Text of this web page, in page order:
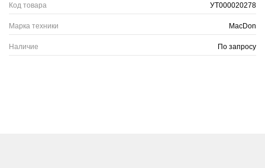
Код товара УТ000020278
Марка техники MacDon
Наличие По запросу